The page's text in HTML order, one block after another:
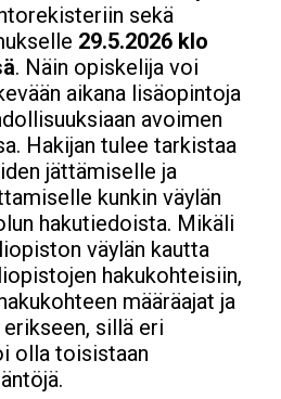
sekä
29.5.2026 klo
. Näin opiskelija voi
aikana lisäopintoja
avoimen
Hakijan tulee tarkistaa
jättämiselle ja
kunkin väylän
hakutiedoista. Mikäli
väylän kautta
hakukohteisiin,
määräajat ja
sillä eri
olla toisistaan